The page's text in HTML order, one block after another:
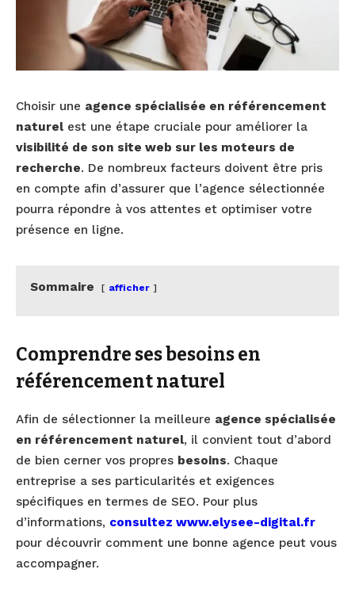
Choisir une agence spécialisée en référencement
naturel est une étape cruciale pour améliorer la
visibilité de son site web sur les moteurs de
recherche. De nombreux facteurs doivent être pris
en compte afin d’assurer que l’agence sélectionnée
pourra répondre à vos attentes et optimiser votre
présence en ligne.
Sommaire afficher
Comprendre ses besoins en
référencement naturel
Afin de sélectionner la meilleure agence spécialisée
en référencement naturel, il convient tout d’abord
de bien cerner vos propres besoins. Chaque
entreprise a ses particularités et exigences
spécifiques en termes de SEO. Pour plus
d’informations, consultez www.elysee-digital.fr
pour découvrir comment une bonne agence peut vous
accompagner.